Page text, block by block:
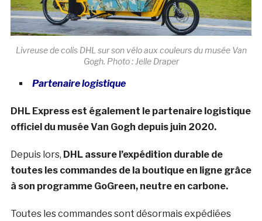
Livreuse de colis DHL sur son vélo aux couleurs du musée Van
Gogh. Photo : Jelle Draper
Partenaire logistique
DHL Express est également le partenaire logistique
officiel du musée Van Gogh depuis juin 2020.
Depuis lors, DHL assure l’expédition durable de
toutes les commandes de la boutique en ligne grâce
à son programme GoGreen, neutre en carbone.
Toutes les commandes sont désormais expédiées